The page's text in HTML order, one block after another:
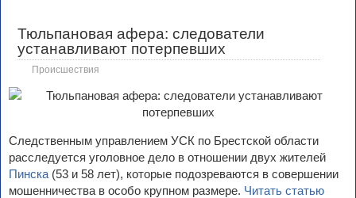
Тюльпановая афера: следователи
устанавливают потерпевших
Происшествия
Следственным управлением УСК по Брестской области
расследуется уголовное дело в отношении двух жителей
Пинска (53 и 58 лет), которые подозреваются в совершении
мошенничества в особо крупном размере. Читать статью